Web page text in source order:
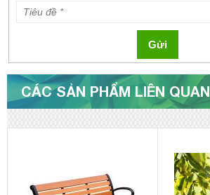
Gửi
CÁC SẢN PHẨM LIÊN QUAN